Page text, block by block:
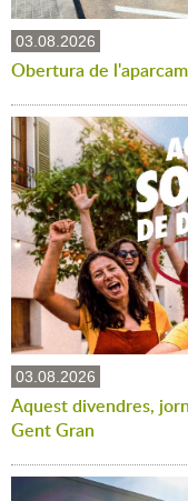
03.08.2026
Obertura de
03.08.2026
Aquest divendres,
Gent Gran